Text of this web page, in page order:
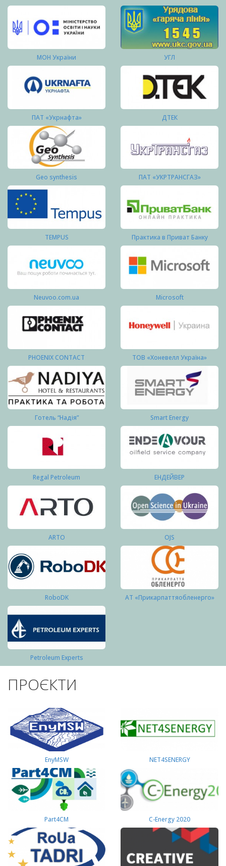
МОН України УГЛ
ПАТ «Укрнафта» ДТЕК
Geo synthesis ПАТ «УКРТРАНСГАЗ»
TEMPUS Практика в Приват Банку
Neuvoo.com.ua Microsoft
PHOENIX CONTACT ТОВ «Хоневелл Україна»
Готель “Надія” Smart Energy
Regal Petroleum ЕНДЕЙВЕР
ARTO OJS
RoboDK АТ «Прикарпаттяобленерго»
Petroleum Experts
ПРОЄКТИ
EnyMSW NET4SENERGY
Part4СМ C-Energy 2020